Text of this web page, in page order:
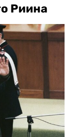
Риина